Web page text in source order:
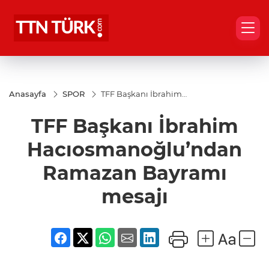
Anasayfa SPOR
TFF Başkanı İbrahim
Ramazan Bayramı
mesajı
TFF Başkanı İbrahim
Hacıosmanoğlu’ndan
Ramazan Bayramı
mesajı